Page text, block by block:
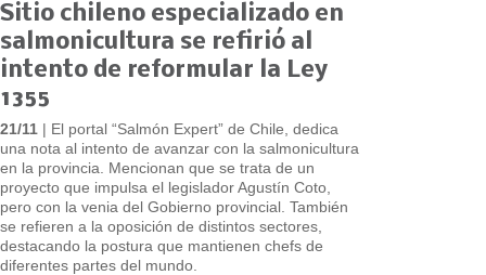
Sitio chileno especializado en
salmonicultura se refirió al
intento de reformular la Ley
1355
21/11 | El portal “Salmón Expert” de Chile, dedica
una nota al intento de avanzar con la salmonicultura
en la provincia. Mencionan que se trata de un
proyecto que impulsa el legislador Agustín Coto,
pero con la venia del Gobierno provincial. También
se refieren a la oposición de distintos sectores,
destacando la postura que mantienen chefs de
diferentes partes del mundo.